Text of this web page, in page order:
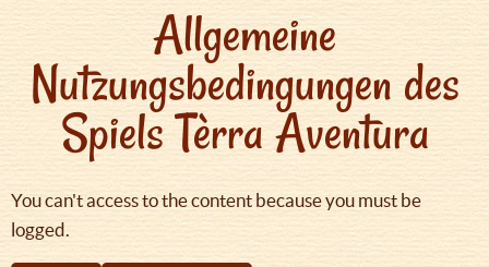
Allgemeine
Nutzungsbedingungen des
Spiels Tèrra Aventura
You can't access to the content because you must be
logged.